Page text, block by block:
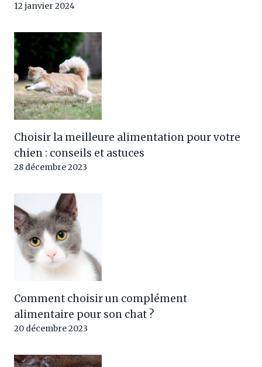
12 janvier 2024
Choisir la meilleure alimentation pour votre
chien : conseils et astuces
28 décembre 2023
Comment choisir un complément
alimentaire pour son chat ?
20 décembre 2023